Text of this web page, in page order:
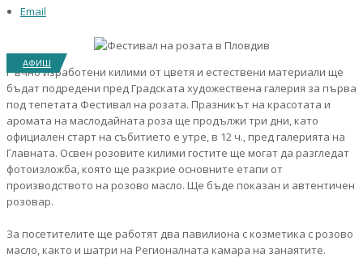
Email
АФИШ
Ръчно изработени килими от цветя и естествени материали ще
бъдат подредени пред Градската художествена галерия за първа
под тепетата Фестивал на розата. Празникът на красотата и
аромата на маслодайната роза ще продължи три дни, като
официален старт на събитието е утре, в 12 ч., пред галерията на
Главната. Освен розовите килими гостите ще могат да разгледат
фотоизложба, която ще разкрие основните етапи от
производството на розово масло. Ще бъде показан и автентичен
розовар.
За посетителите ще работят два павилиона с козметика с розово
масло, както и шатри на Регионалната камара на занаятите.